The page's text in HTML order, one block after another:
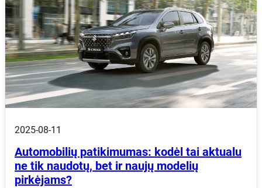
2025-08-11
Automobilių patikimumas: kodėl tai aktualu
ne tik naudotų, bet ir naujų modelių
pirkėjams?